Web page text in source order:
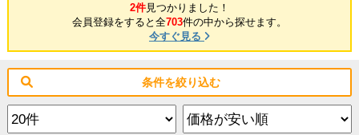
2件見つかりました！
会員登録をすると全703件の中から探せます。
今すぐ見る
条件を絞り込む